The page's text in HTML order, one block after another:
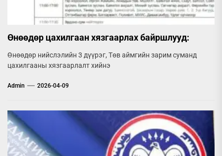
Өнөөдөр цахилгаан хязгаарлах байршлууд:
Өнөөдөр нийслэлийн 3 дүүрэг, Төв аймгийн зарим суманд
цахилгааны хязгаарлалт хийнэ
Admin 2026-04-09